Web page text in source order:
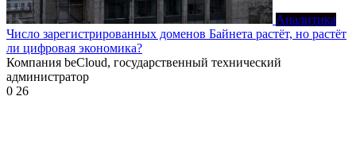
Аналитика
Число зарегистрированных доменов Байнета растёт, но растёт
ли цифровая экономика?
Компания beCloud, государственный технический
администратор
0 26